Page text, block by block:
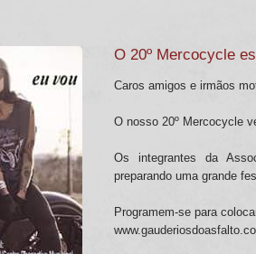
O 20º Mercocycle
Caros amigos e irmãos
O nosso 20º Mercocycle
Os integrantes da
preparando uma grande
Programem-se para